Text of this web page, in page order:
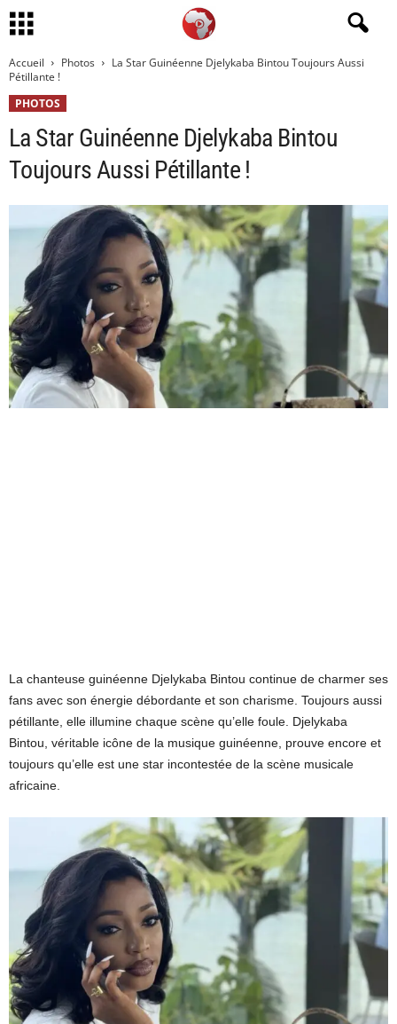
Accueil Photos
La Star Guinéenne Djelykaba Bintou Toujours Aussi
Pétillante !
PHOTOS
La Star Guinéenne Djelykaba Bintou
Toujours Aussi Pétillante !
La chanteuse guinéenne Djelykaba Bintou continue de charmer ses
fans avec son énergie débordante et son charisme. Toujours aussi
pétillante, elle illumine chaque scène qu’elle foule. Djelykaba
Bintou, véritable icône de la musique guinéenne, prouve encore et
toujours qu’elle est une star incontestée de la scène musicale
africaine.